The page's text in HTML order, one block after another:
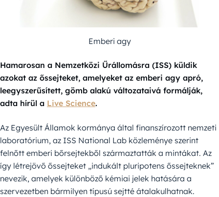
Emberi agy
Hamarosan a Nemzetközi Űrállomásra (ISS) küldik
azokat az őssejteket, amelyeket az emberi agy apró,
leegyszerűsített, gömb alakú változataivá formálják,
adta hírül a Live Science.
Az Egyesült Államok kormánya által finanszírozott nemzeti
laboratórium, az ISS National Lab közleménye szerint
felnőtt emberi bőrsejtekből származtatták a mintákat. Az
így létrejövő őssejteket „indukált pluripotens őssejteknek”
nevezik, amelyek különböző kémiai jelek hatására a
szervezetben bármilyen típusú sejtté átalakulhatnak.